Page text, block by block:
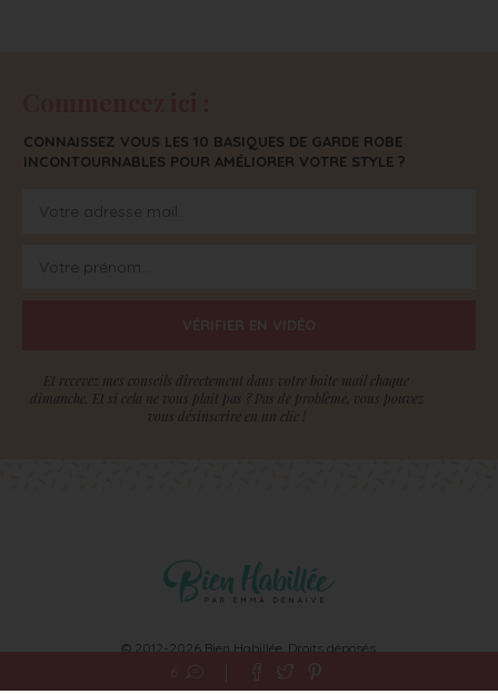
CONNAISSEZ VOUS LES 10 BASIQUES DE GARDE ROBE
INCONTOURNABLES POUR AMÉLIORER VOTRE STYLE ?
Et recevez mes conseils directement dans votre boite mail chaque
dimanche. Et si cela ne vous plait pas ? Pas de problème, vous pouvez
vous désinscrire en un clic !
© 2012-2026 Bien Habillée. Droits déposés.